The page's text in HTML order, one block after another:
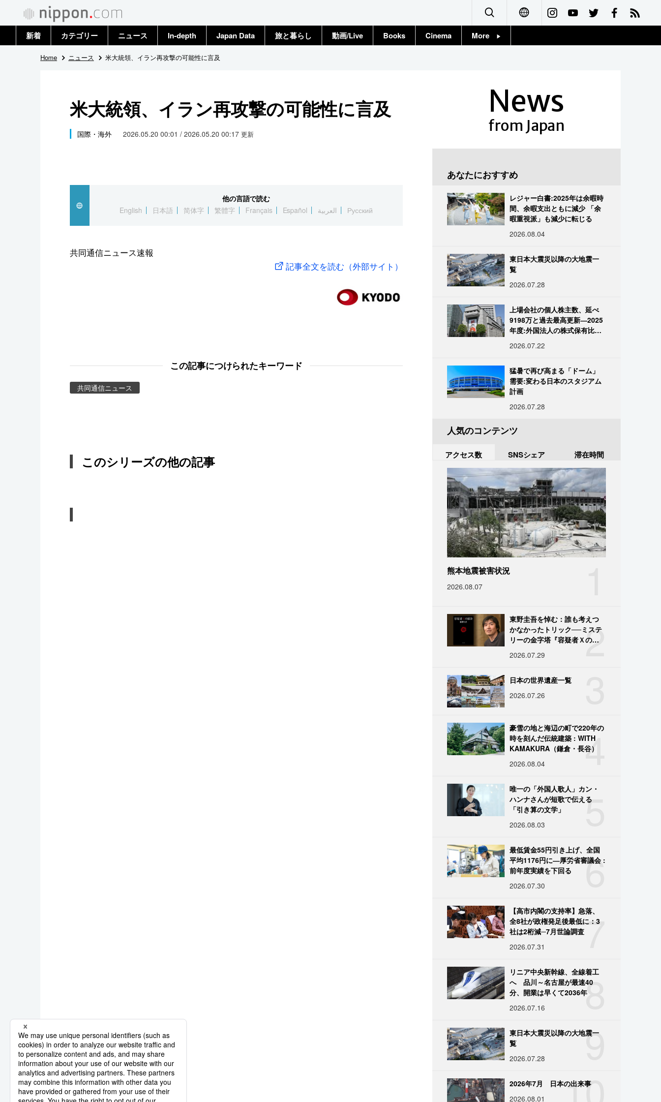
Français
新着 カテゴリー
政治・外交
国際
科学・技術
暮らし
ニュース
トップ
In-depth Japan Data 旅と暮らし 動画/Live Books Cinema More
Home ニュース 米大統領、イラン再攻撃の可能性に言及
米大統領、イラン再攻撃の可能性に言及
国際・海外 2026.05.20 00:01 / 2026.05.20 00:17 更新
他の言語で読む
English
日本語 简体字 繁體字 Français Español العربية Русский
共同通信ニュース速報
記事全文を読む（外部サイト）
この記事につけられたキーワード
共同通信ニュース
このシリーズの他の記事
News
from Japan
あなたにおすすめ
レジャー白書:2025年は余暇時
間、余暇支出ともに減少 「余
暇重視派」も減少に転じる
2026.08.04
東日本大震災以降の大地震一
覧
2026.07.28
上場会社の個人株主数、延べ
9198万と過去最高更新―2025
年度:外国法人の株式保有比率
2026.07.22
猛暑で再び高まる「ドーム」
需要:変わる日本のスタジアム
計画
2026.07.28
人気のコンテンツ
アクセス数 SNSシェア 滞在時間
熊本地震被害状況
2026.08.07
2
東野圭吾を悼む：誰も考えつ
かなかったトリック──ミステ
リーの金字塔『容疑者Ｘの献
2026.07.29
日本の世界遺産一覧
2026.07.26
4
豪雪の地と海辺の町で220年の
時を刻んだ伝統建築 : WITH
KAMAKURA（鎌倉・長谷）
2026.08.04
5
唯一の「外国人歌人」カン・
ハンナさんが短歌で伝える
「引き算の文学」
2026.08.03
6
最低賃金55円引き上げ、全国
平均1176円に―厚労省審議会 :
前年度実績を下回る
2026.07.30
7
【高市内閣の支持率】急落、
全8社が政権発足後最低に：3
社は2桁減─7月世論調査
2026.07.31
8
リニア中央新幹線、全線着工
へ 品川～名古屋が最速40
分、開業は早くて2036年
2026.07.16
9
東日本大震災以降の大地震一
覧
2026.07.28
10
2026年7月 日本の出来事
2026.08.01